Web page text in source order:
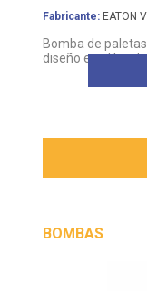
Fabricante: EATON
Bomba de
diseño equilibrado
BOMBAS